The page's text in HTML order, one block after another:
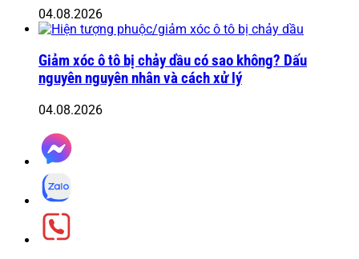
04.08.2026
Giảm xóc ô tô bị chảy dầu có sao không? Dấu
nguyên nguyên nhân và cách xử lý
04.08.2026